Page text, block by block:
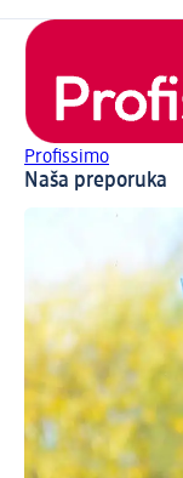
Profissimo
Naša preporuka